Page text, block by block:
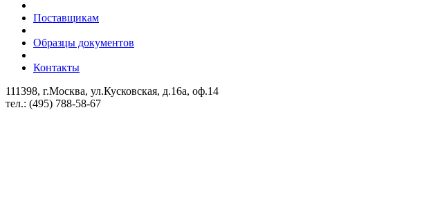
Поставщикам
Образцы документов
Контакты
111398, г.Москва, ул.Кусковская, д.16а, оф.14
тел.: (495) 788-58-67